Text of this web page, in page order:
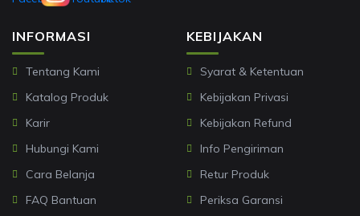
INFORMASI
Tentang Kami
Katalog Produk
Karir
Hubungi Kami
Cara Belanja
FAQ Bantuan
KEBIJAKAN
Syarat & Ketentuan
Kebijakan Privasi
Kebijakan Refund
Info Pengiriman
Retur Produk
Periksa Garansi